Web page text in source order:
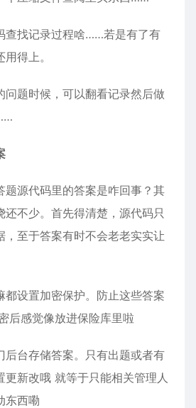
查找记录过程啥……若是有了有
得上。
问题时候，可以翻看记录然后做
题源代码里的答案是咋回事？其
还不少。首先得清楚，源代码只
，至于答案有时不会老老实实让
都设置加密保护。防止这些答案
后感觉像放进保险库里啦
后台存储答案。只有出题或者有
更新改哦 就等于只能相关管理人
东西嘞